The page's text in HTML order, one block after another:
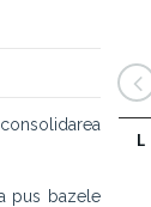
pus bazele
L